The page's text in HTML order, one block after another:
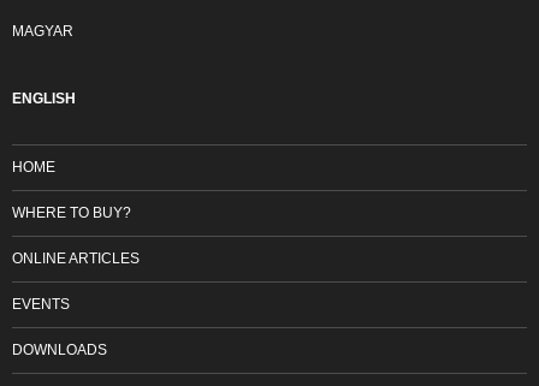
MAGYAR
ENGLISH
HOME
WHERE TO BUY?
ONLINE ARTICLES
EVENTS
DOWNLOADS